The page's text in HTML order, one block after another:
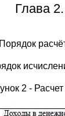
Глава
2 -